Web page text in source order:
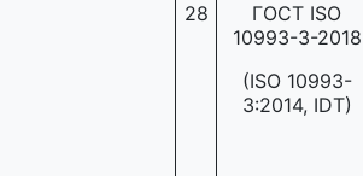
28
ГОСТ ISO
10993-3-2018
(ISO 10993-
3:2014, IDT)